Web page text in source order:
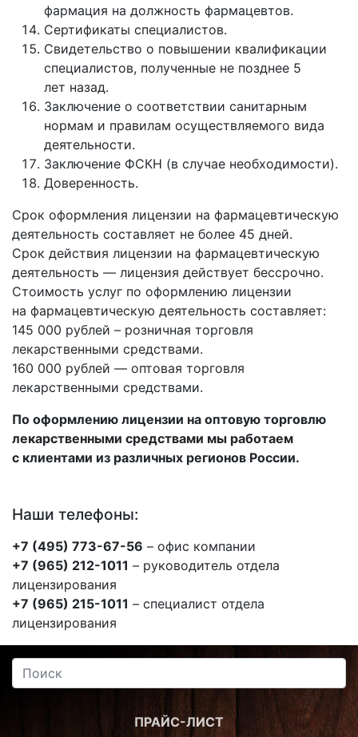
фармация на должность фармацевтов.
Сертификаты специалистов.
Свидетельство о повышении квалификации
специалистов, полученные не позднее 5
лет назад.
Заключение о соответствии санитарным
нормам и правилам осуществляемого вида
деятельности.
Заключение ФСКН (в случае необходимости).
Доверенность.
Срок оформления лицензии на фармацевтическую
деятельность составляет не более 45 дней.
Срок действия лицензии на фармацевтическую
деятельность — лицензия действует бессрочно.
Стоимость услуг по оформлению лицензии
на фармацевтическую деятельность составляет:
145 000 рублей – розничная торговля
лекарственными средствами.
160 000 рублей — оптовая торговля
лекарственными средствами.
По оформлению лицензии на оптовую торговлю
лекарственными средствами мы работаем
с клиентами из различных регионов России.
Наши телефоны:
+7 (495) 773-67-56 – офис компании
+7 (965) 212-1011 – руководитель отдела
лицензирования
+7 (965) 215-1011 – специалист отдела
лицензирования
ПРАЙС-ЛИСТ